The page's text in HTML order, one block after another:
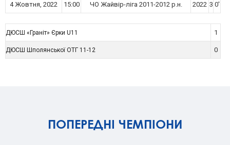
4 Жовтня, 2022 15:00 ЧО Жайвір-ліга 2011-2012 р.н. 2022 3 0'
ДЮСШ «Граніт» Єрки U11 1
ДЮСШ Шполянської ОТГ 11-12 0
ПОПЕРЕДНІ ЧЕМПІОНИ